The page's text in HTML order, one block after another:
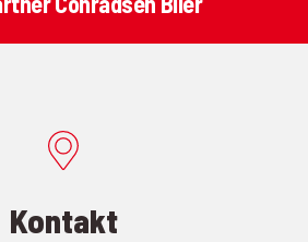
Kontakt